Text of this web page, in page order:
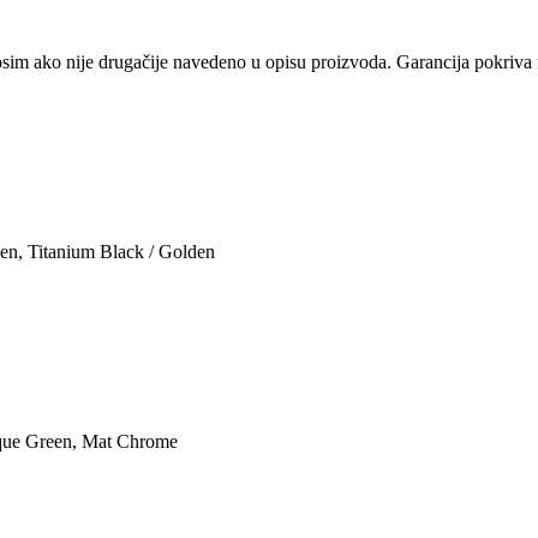
ako nije drugačije navedeno u opisu proizvoda. Garancija
, Titanium Black / Golden
Green, Mat Chrome